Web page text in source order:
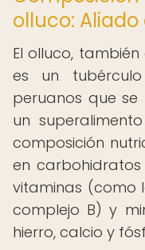
olluco:
El olluco,
es un
peruanos que
un
composición
en carbohidratos
vitaminas (como
complejo B) y
hierro, calcio y